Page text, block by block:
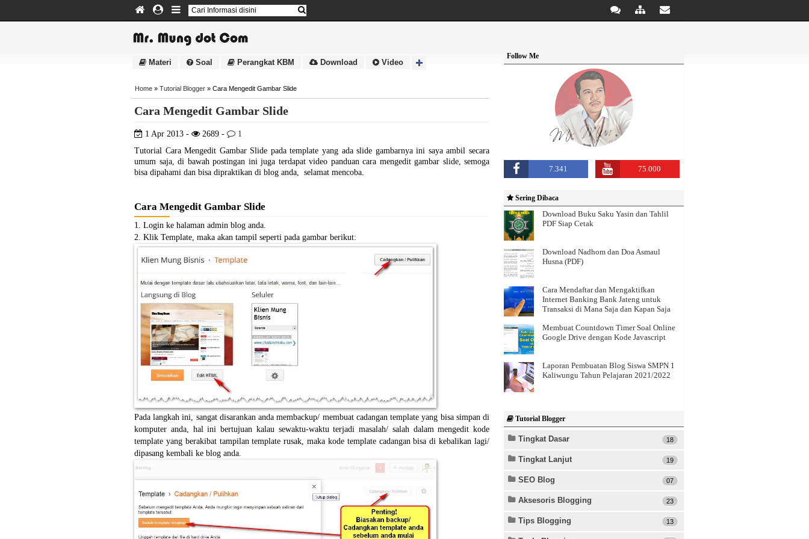
Materi Soal Perangkat KBM Download Video
Home » Tutorial Blogger » Cara Mengedit Gambar Slide
Cara Mengedit Gambar Slide
1 Apr 2013 - 2689 -
1
Tutorial Cara Mengedit Gambar Slide pada template yang ada slide gambarnya ini saya ambil secara
umum saja, di bawah postingan ini juga terdapat video panduan cara mengedit gambar slide, semoga
bisa dipahami dan bisa dipraktikan di blog anda, selamat mencoba.
Cara Mengedit Gambar Slide
1. Login ke halaman admin blog anda.
2. Klik Template, maka akan tampil seperti pada gambar berikut:
Pada langkah ini, sangat disarankan anda membackup/ membuat cadangan template yang bisa simpan di
komputer anda, hal ini bertujuan kalau sewaktu-waktu terjadi masalah/ salah dalam mengedit kode
template yang berakibat tampilan template rusak, maka kode template cadangan bisa di kebalikan lagi/
dipasang kembali ke blog anda.
Follow Me
7.341 75.000
Sering Dibaca
Download Buku Saku Yasin dan Tahlil
PDF Siap Cetak
Download Nadhom dan Doa Asmaul
Husna (PDF)
Cara Mendaftar dan Mengaktifkan
Internet Banking Bank Jateng untuk
Transaksi di Mana Saja dan Kapan Saja
Membuat Countdown Timer Soal Online
Google Drive dengan Kode Javascript
Laporan Pembuatan Blog Siswa SMPN 1
Kaliwungu Tahun Pelajaran 2021/2022
Tutorial Blogger
Tingkat Dasar 18
Pengertian Blog
Cara Setting Blog Yang Baru di Buat
Mengganti Template Blogger Standar
Membuat Page(Laman Terpisah) di
Membuat dan Mengatur Menu Standar
dibawah Header
Tingkat Lanjut 19
Cara Memasang Template Pihak Ketiga
Photoshop
Cara Custom Domain Blogspot dengan
Domain Premium .id
Cara Custom Domain Blogspot dengan
Domain Premium .com
SEO Blog 07
Rahasia Meningkatkan Peringkat SEO Web/
Tips dan Trik Blog: Agar Title Blog Kita SEO
Friendly
Aksesoris Blogging 23
Koleksi Script Widget Recent Post/ Artikel
Tips Blogging 13